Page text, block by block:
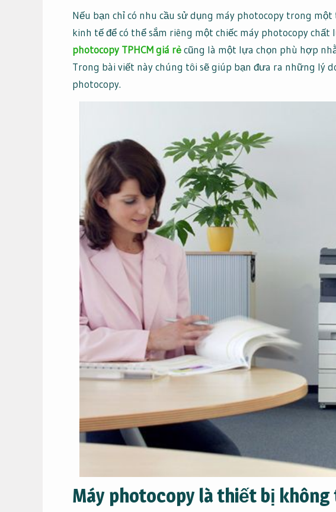
Nếu bạn chỉ có nhu cầu sử dụng máy photocopy trong
kinh tế để có thể sắm riêng một chiếc máy photocopy
photocopy TPHCM giá rẻcũng là một lựa chọn phù hợp
Trong bài viết này chúng tôi sẽ giúp bạn đưa ra những lý
photocopy.
Máy photocopy là thiết bị